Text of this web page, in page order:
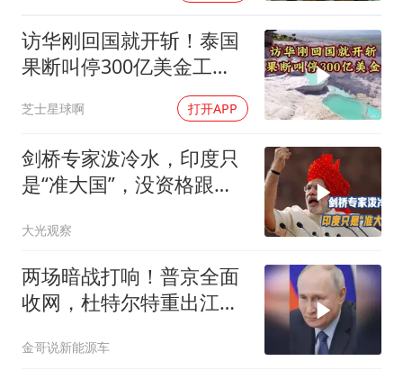
访华刚回国就开斩！泰国
果断叫停300亿美金工
芝士星球啊 打开APP
剑桥专家泼冷水，印度只
是“准大国”，没资格跟中
大光观察
两场暗战打响！普京全面
收网，杜特尔特重出江
点，哪个先崩？
金哥说新能源车